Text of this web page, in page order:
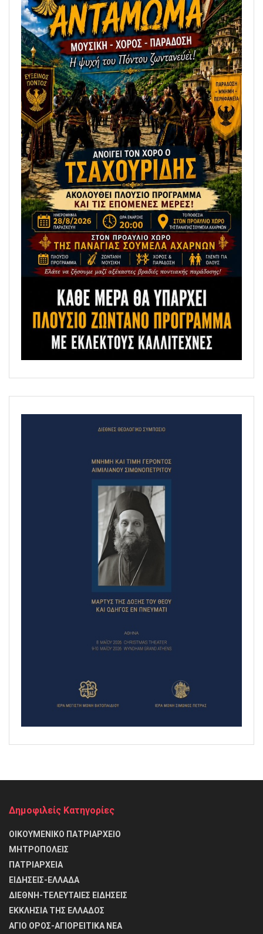
Δημοφιλείς Κατηγορίες
ΟΙΚΟΥΜΕΝΙΚΟ ΠΑΤΡΙΑΡΧΕΙΟ
ΜΗΤΡΟΠΟΛΕΙΣ
ΠΑΤΡΙΑΡΧΕΙΑ
ΕΙΔΗΣΕΙΣ-ΕΛΛΑΔΑ
ΔΙΕΘΝΗ-ΤΕΛΕΥΤΑΙΕΣ ΕΙΔΗΣΕΙΣ
ΕΚΚΛΗΣΙΑ ΤΗΣ ΕΛΛΑΔΟΣ
ΑΓΙΟ ΟΡΟΣ-ΑΓΙΟΡΕΙΤΙΚΑ ΝΕΑ